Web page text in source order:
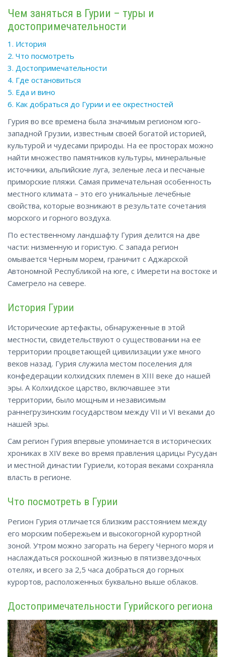
Чем заняться в Гурии – туры и
достопримечательности
1. История
2. Что посмотреть
3. Достопримечательности
4. Где остановиться
5. Еда и вино
6. Как добраться до Гурии и ее окрестностей
Гурия во все времена была значимым регионом юго-
западной Грузии, известным своей богатой историей,
культурой и чудесами природы. На ее просторах можно
найти множество памятников культуры, минеральные
источники, альпийские луга, зеленые леса и песчаные
приморские пляжи. Самая примечательная особенность
местного климата – это его уникальные лечебные
свойства, которые возникают в результате сочетания
морского и горного воздуха.
По естественному ландшафту Гурия делится на две
части: низменную и гористую. С запада регион
омывается Черным морем, граничит с Аджарской
Автономной Республикой на юге, с Имерети на востоке и
Самегрело на севере.
История Гурии
Исторические артефакты, обнаруженные в этой
местности, свидетельствуют о существовании на ее
территории процветающей цивилизации уже много
веков назад. Гурия служила местом поселения для
конфедерации колхидских племен в XIII веке до нашей
эры. А Колхидское царство, включавшее эти
территории, было мощным и независимым
раннегрузинским государством между VII и VI веками до
нашей эры.
Сам регион Гурия впервые упоминается в исторических
хрониках в XIV веке во время правления царицы Русудан
и местной династии Гуриели, которая веками сохраняла
власть в регионе.
Что посмотреть в Гурии
Регион Гурия отличается близким расстоянием между
его морским побережьем и высокогорной курортной
зоной. Утром можно загорать на берегу Черного моря и
наслаждаться роскошной жизнью в пятизвездочных
отелях, и всего за 2,5 часа добраться до горных
курортов, расположенных буквально выше облаков.
Достопримечательности Гурийского региона